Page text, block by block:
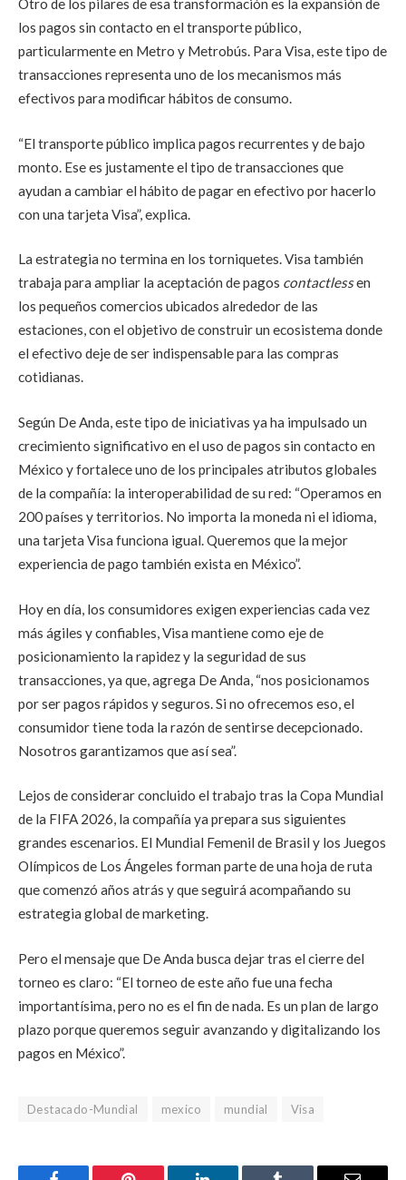
Otro de los pilares de esa transformación es la expansión de
los pagos sin contacto en el transporte público,
particularmente en Metro y Metrobús. Para Visa, este tipo de
transacciones representa uno de los mecanismos más
efectivos para modificar hábitos de consumo.
“El transporte público implica pagos recurrentes y de bajo
monto. Ese es justamente el tipo de transacciones que
ayudan a cambiar el hábito de pagar en efectivo por hacerlo
con una tarjeta Visa”, explica.
La estrategia no termina en los torniquetes. Visa también
trabaja para ampliar la aceptación de pagos contactlessen
los pequeños comercios ubicados alrededor de las
estaciones, con el objetivo de construir un ecosistema donde
el efectivo deje de ser indispensable para las compras
cotidianas.
Según De Anda, este tipo de iniciativas ya ha impulsado un
crecimiento significativo en el uso de pagos sin contacto en
México y fortalece uno de los principales atributos globales
de la compañía: la interoperabilidad de su red: “Operamos en
200 países y territorios. No importa la moneda ni el idioma,
una tarjeta Visa funciona igual. Queremos que la mejor
experiencia de pago también exista en México”.
Hoy en día, los consumidores exigen experiencias cada vez
más ágiles y confiables, Visa mantiene como eje de
posicionamiento la rapidez y la seguridad de sus
transacciones, ya que, agrega De Anda, “nos posicionamos
por ser pagos rápidos y seguros. Si no ofrecemos eso, el
consumidor tiene toda la razón de sentirse decepcionado.
Nosotros garantizamos que así sea”.
Lejos de considerar concluido el trabajo tras la Copa Mundial
de la FIFA 2026, la compañía ya prepara sus siguientes
grandes escenarios. El Mundial Femenil de Brasil y los Juegos
Olímpicos de Los Ángeles forman parte de una hoja de ruta
que comenzó años atrás y que seguirá acompañando su
estrategia global de marketing.
Pero el mensaje que De Anda busca dejar tras el cierre del
torneo es claro: “El torneo de este año fue una fecha
importantísima, pero no es el fin de nada. Es un plan de largo
plazo porque queremos seguir avanzando y digitalizando los
pagos en México”.
Destacado-Mundial mexico mundial Visa